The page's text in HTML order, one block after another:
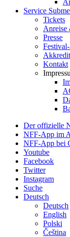
Service
Tickets
Anreise
Presse
Kontakt
Der offizielle
NFF-App im
NFF-App bei
Youtube
Facebook
Twitter
Instagram
Suche
Deutsch
Deutsch
English
Polski
Čeština